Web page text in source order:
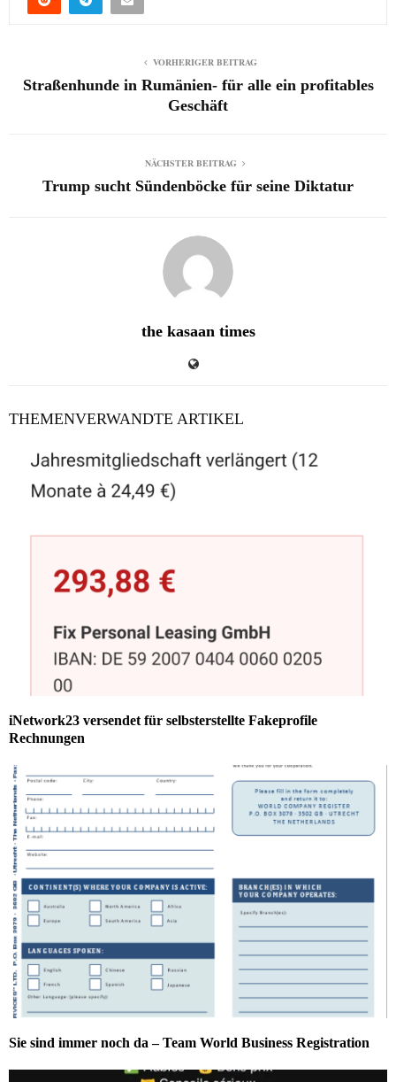
VORHERIGER BEITRAG
Straßenhunde in Rumänien- für alle ein profitables
Geschäft
NÄCHSTER BEITRAG
Trump sucht Sündenböcke für seine Diktatur
the kasaan times
THEMENVERWANDTE ARTIKEL
iNetwork23 versendet für selbsterstellte Fakeprofile
Rechnungen
Sie sind immer noch da – Team World Business Registration